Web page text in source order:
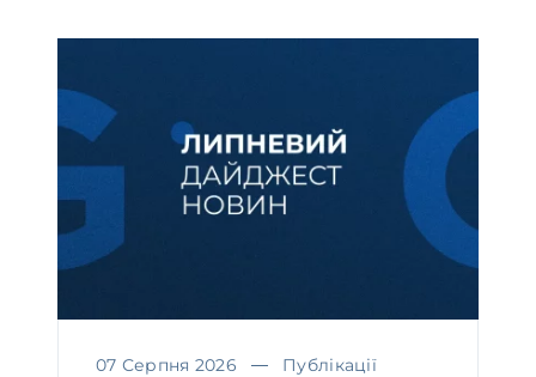
07 Серпня 2026 Публікації